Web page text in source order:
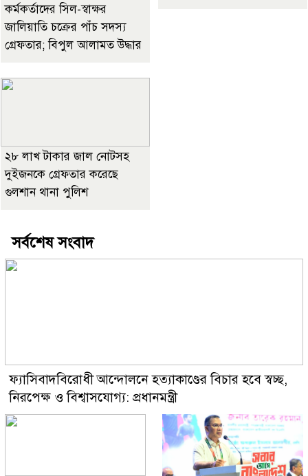
কর্মকর্তাদের সিল-স্বাক্ষর
জালিয়াতি চক্রের পাঁচ সদস্য
গ্রেফতার; বিপুল আলামত উদ্ধার
২৮ লাখ টাকার জাল নোটসহ
দুইজনকে গ্রেফতার করেছে
গুলশান থানা পুলিশ
সর্বশেষ সংবাদ
ফ্যাসিবাদবিরোধী আন্দোলনে হত্যাকাণ্ডের বিচার হবে স্বচ্ছ,
নিরপেক্ষ ও বিশ্বাসযোগ্য: প্রধানমন্ত্রী